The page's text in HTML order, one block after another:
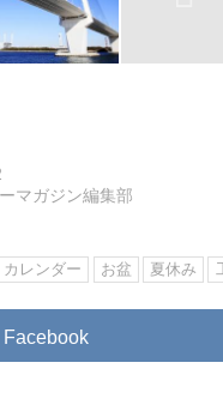
マガジン編集部
カレンダー お盆 夏休み
Facebook